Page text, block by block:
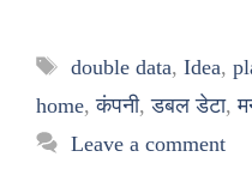
Tags
double data, Idea,
home,कंपनी,डबल डेटा,
Leave a comment